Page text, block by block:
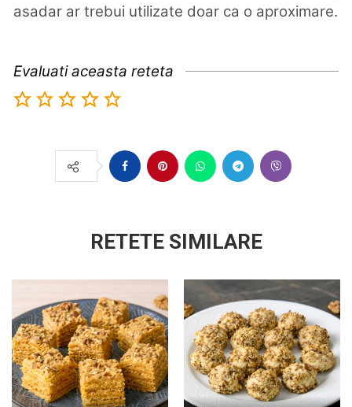
asadar ar trebui utilizate doar ca o aproximare.
Evaluati aceasta reteta
RETETE SIMILARE